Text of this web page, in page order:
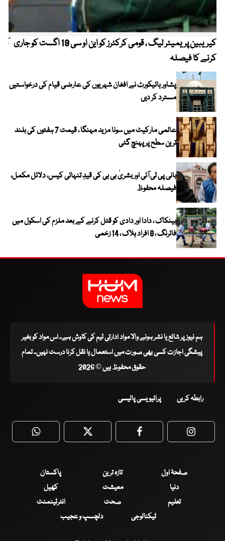
کیریبین پریمیئر لیگ ، قومی کرکٹرز کو این او سی 19 اگست کو جاری
کرنے کا فیصلہ
پشاور ہائیکورٹ نے افغان شہریوں کی عارضی قیام کی درخواستیں
مسترد کر دیں
عالمی مارکیٹ میں سونا مزید مہنگا ، قیمت 7 ہفتوں کی بلند
ترین سطح پر پہنچ گئی
بانی پی ٹی آئی اور بشریٰ بی بی کی قیدِ تنہائی کیس، دلائل مکمل،
فیصلہ محفوظ
بینکاک ، دادا اور دادی کو قتل کرنے کے بعد ملزم کی اسکول میں
فائرنگ ، 8 افراد ہلاک ، 14 زخمی
ہم نیوز پر شائع یا نشر ہونے والا مواد ادارتی ٹیم کی کاوش ہے۔ اس مواد کو بغیر
پیشگی اجازت کسی بھی صورت میں استعمال یا نقل کرنا درست نہیں۔ تمام
حقوق محفوظ ہیں © 2026
رابطہ کریں پرائیویسی پالیسی
WhatsApp Twitter Facebook
صفحۂ اول تازہ ترین
پاکستان
دنیا
معیشت
کھیل
تعلیم
صحت
انٹرٹینمنٹ
ٹیکنالوجی
دلچسپ و عجیب